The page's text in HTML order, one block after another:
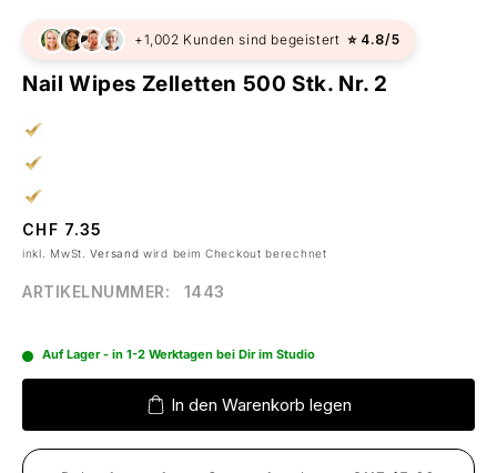
+1,002 Kunden sind begeistert ⭐ 4.8/5
Nail Wipes Zelletten 500 Stk. Nr. 2
Normaler
Preis
CHF 7.35
inkl. MwSt.Versand wird beim Checkout berechnet
ARTIKELNUMMER: 1443
Auf Lager - in 1-2 Werktagen bei Dir im Studio
In den Warenkorb legen